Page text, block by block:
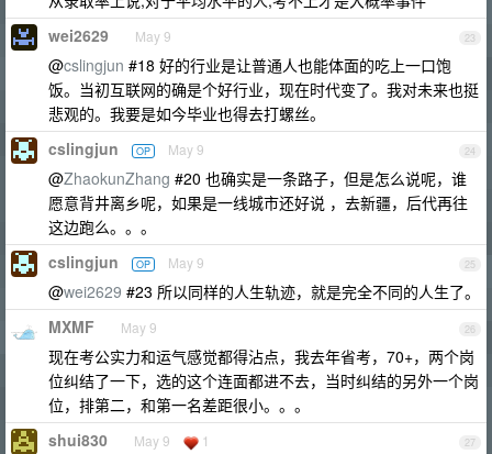
23
wei2629 May 9
@cslingjun #18 好的行业是让普通人也能体面的吃上一口饱
饭。当初互联网的确是个好行业，现在时代变了。我对未来也挺
悲观的。我要是如今毕业也得去打螺丝。
24
cslingjun OP May 9
@ZhaokunZhang #20 也确实是一条路子，但是怎么说呢，谁
愿意背井离乡呢，如果是一线城市还好说 ，去新疆，后代再往
这边跑么。。。
25
cslingjun OP May 9
@wei2629 #23 所以同样的人生轨迹，就是完全不同的人生了。
26
MXMF May 9
现在考公实力和运气感觉都得沾点，我去年省考，70+，两个岗
位纠结了一下，选的这个连面都进不去，当时纠结的另外一个岗
位，排第二，和第一名差距很小。。。
27
shui830 May 9 1